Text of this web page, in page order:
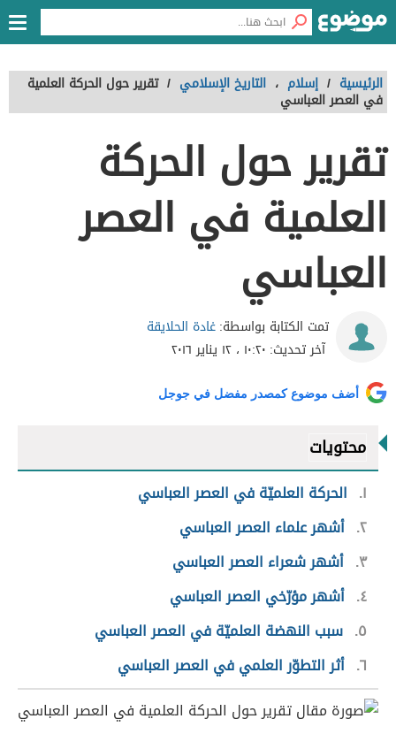
الرئيسية / إسلام ، التاريخ الإسلامي / تقرير حول الحركة العلمية
في العصر العباسي
تقرير حول الحركة
العلمية في العصر
العباسي
تمت الكتابة بواسطة:غادة الحلايقة
آخر تحديث: ١٠:٢٠ ، ١٢ يناير ٢٠١٦
أضف موضوع كمصدر مفضل في جوجل
محتويات
١
الحركة العلميّة في العصر العباسي
٢ أشهر علماء العصر العباسي
٣ أشهر شعراء العصر العباسي
٤ أشهر مؤرّخي العصر العباسي
٥ سبب النهضة العلميّة في العصر العباسي
٦ أثر التطوّر العلمي في العصر العباسي